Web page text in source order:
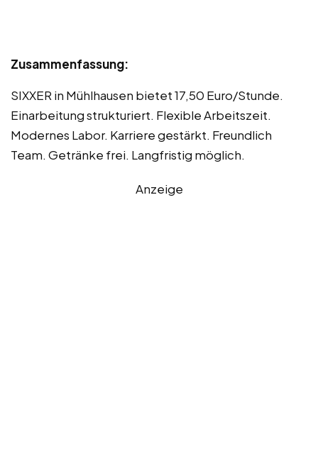
Zusammenfassung:
SIXXER in Mühlhausen bietet 17,50 Euro/Stunde.
Einarbeitung strukturiert. Flexible Arbeitszeit.
Modernes Labor. Karriere gestärkt. Freundlich
Team. Getränke frei. Langfristig möglich.
Anzeige